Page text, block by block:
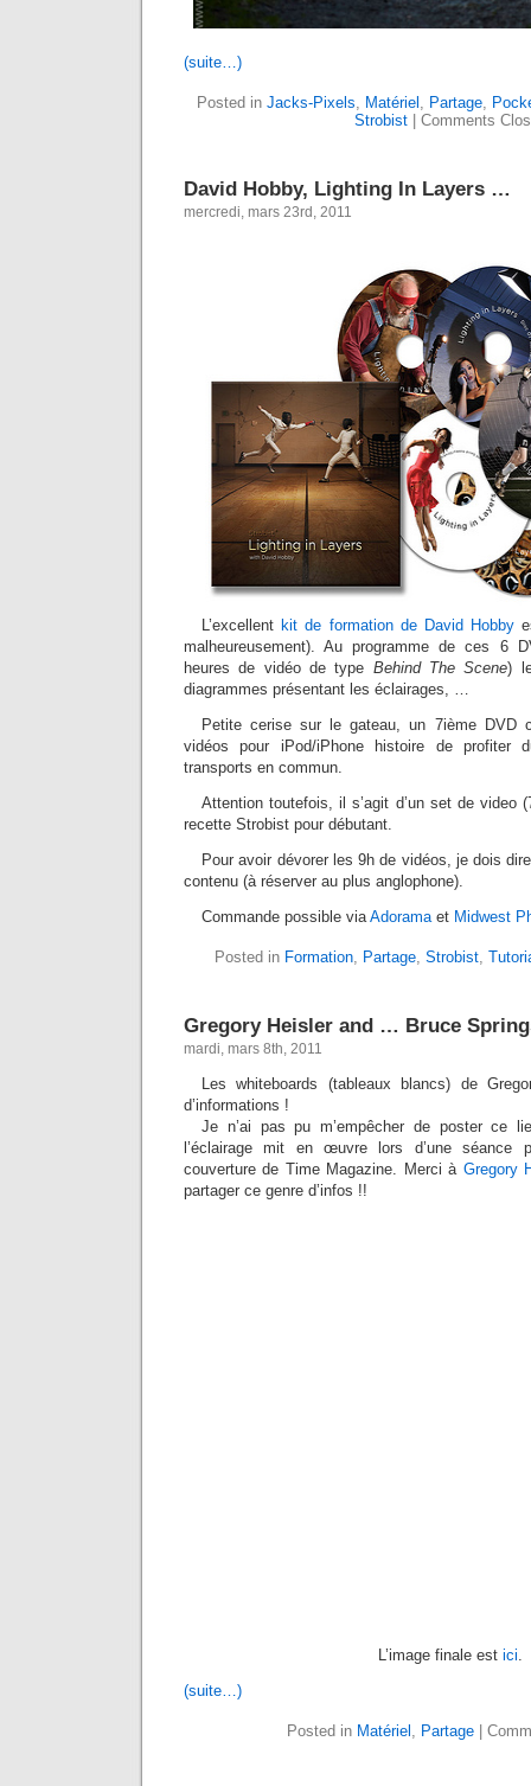
(suite…)
Posted in Jacks-Pixels, Matériel , Partage,
Strobist| Comments
David Hobby, Lighting In Layers …
mercredi, mars 23rd, 2011
L’excellent kit de formation de David Hobby
malheureusement). Au programme de ces 6
heures de vidéo de type Behind The Scene)
diagrammes présentant les éclairages, …
Petite cerise sur le gateau, un 7ième DVD
vidéos pour iPod/iPhone histoire de profiter
transports en commun.
Attention toutefois, il s’agit d’un set de video
recette Strobist pour débutant.
Pour avoir dévorer les 9h de vidéos, je dois dire
contenu (à réserver au plus anglophone).
Commande possible viaAdoramaet Midwest
Posted in Formation, Partage, Strobist,
Gregory Heisler and … Bruce
mardi, mars 8th, 2011
Les whiteboards (tableaux blancs) de
d’informations !
Je n’ai pas pu m’empêcher de poster ce
l’éclairage mit en œuvre lors d’une séance
couverture de Time Magazine. Merci à Gregory
partager ce genre d’infos !!
L’image finale est ici.
(suite…)
Posted in Matériel , Partage